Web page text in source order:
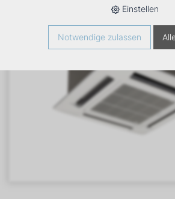
Einstellen
Notwendige zulassen